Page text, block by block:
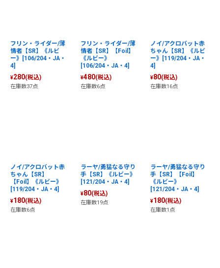
フリン・ライダー/薄
情者【SR】《ルビ
ー》[106/204・JA・
4]
¥280(税込)
在庫数37点
フリン・ライダー/薄
情者【SR】【Foil】
《ルビー》
[106/204・JA・4]
¥480(税込)
在庫数6点
ノイ/アクロバット赤
ちゃん【SR】《ルビ
ー》[119/204・JA・
4]
¥80(税込)
在庫数16点
ノイ/アクロバット赤
ちゃん【SR】
【Foil】《ルビー》
[119/204・JA・4]
¥180(税込)
在庫数6点
ラーヤ/勇猛なる守り
手【SR】《ルビー》
[121/204・JA・4]
¥80(税込)
在庫数19点
ラーヤ/勇猛なる守り
手【SR】【Foil】
《ルビー》
[121/204・JA・4]
¥180(税込)
在庫数1点